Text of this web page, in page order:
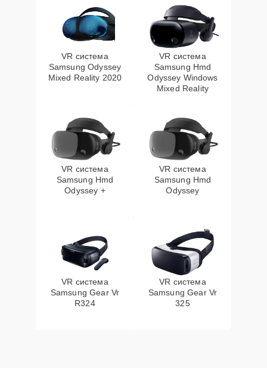
VR система
Samsung Odyssey
Mixed Reality 2020
VR система
Samsung Hmd
Odyssey Windows
Mixed Reality
VR система
Samsung Hmd
Odyssey +
VR система
Samsung Hmd
Odyssey
VR система
Samsung Gear Vr
R324
VR система
Samsung Gear Vr
325